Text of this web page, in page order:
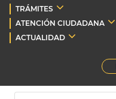
TRÁMITES
ATENCIÓN CIUDADANA
ACTUALIDAD